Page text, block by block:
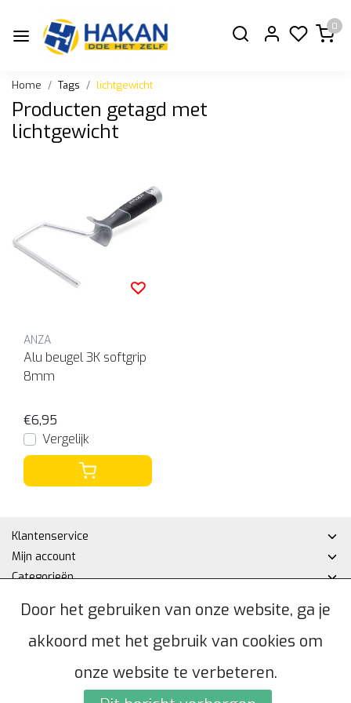
0
Home Tags lichtgewicht
Producten getagd met
lichtgewicht
ANZA
Alu beugel 3K softgrip
8mm
€6,95
Vergelijk
Klantenservice
Mijn account
Categorieën
© Copyright 2026 - Hakan DHZ | Realisatie InStijl Media
Door het gebruiken van onze website, ga je
akkoord met het gebruik van cookies om
onze website te verbeteren.